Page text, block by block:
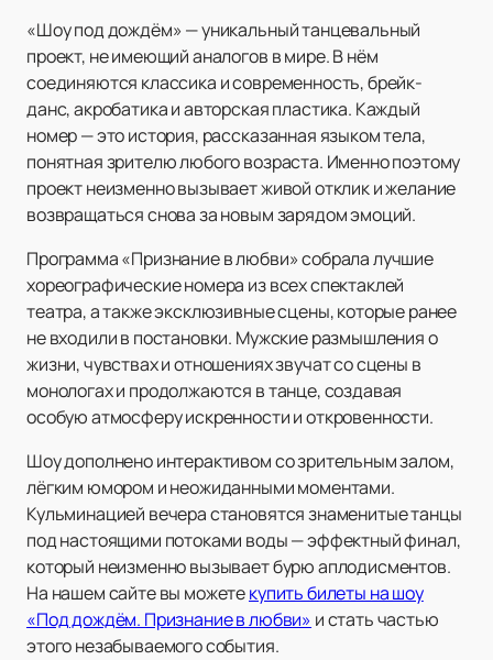
«Шоу под дождём» — уникальный танцевальный
проект, не имеющий аналогов в мире. В нём
соединяются классика и современность, брейк-
данс, акробатика и авторская пластика. Каждый
номер — это история, рассказанная языком тела,
понятная зрителю любого возраста. Именно поэтому
проект неизменно вызывает живой отклик и желание
возвращаться снова за новым зарядом эмоций.
Программа «Признание в любви» собрала лучшие
хореографические номера из всех спектаклей
театра, а также эксклюзивные сцены, которые ранее
не входили в постановки. Мужские размышления о
жизни, чувствах и отношениях звучат со сцены в
монологах и продолжаются в танце, создавая
особую атмосферу искренности и откровенности.
Шоу дополнено интерактивом со зрительным залом,
лёгким юмором и неожиданными моментами.
Кульминацией вечера становятся знаменитые танцы
под настоящими потоками воды — эффектный финал,
который неизменно вызывает бурю аплодисментов.
На нашем сайте вы можетекупить билеты на шоу
«Под дождём. Признание в любви» и стать частью
этого незабываемого события.